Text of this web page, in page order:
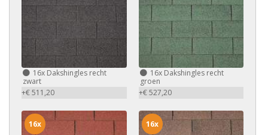
16x Dakshingles recht
zwart
+€ 511,20
16xDakshingles recht
groen
+€ 527,20
16x 16x